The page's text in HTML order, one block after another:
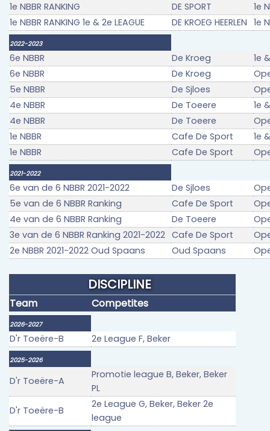
1e NBBR RANKING
DE SPORT
1e
1e NBBR RANKING 1e & 2e LEAGUE
DE KROEG HEERLEN 1e
2022-2023
6e NBBR De Kroeg
1e
6e NBBR
De Kroeg
5e NBBR
De Sjloes
4e NBBR
De Toeere
1e
4e NBBR
De Toeere
1e NBBR
Cafe De Sport
1e
1e NBBR
Cafe De Sport
2021-2022
6e van de 6 NBBR 2021-2022 De Sjloes
5e van de 6 NBBR Ranking
Cafe De Sport
4e van de 6 NBBR Ranking
De Toeere
3e van de 6 NBBR Ranking 2021-2022 Cafe De Sport
2e NBBR 2021-2022 Oud Spaans
Oud Spaans
DISCIPLINE
Team Competites
2026-2027
D'r Toeëre-B 2e League F, Beker
2025-2026
D'r Toeëre-A
Promotie league B, Beker, Beker
PL
D'r Toeëre-B
2e League G, Beker, Beker 2e
league